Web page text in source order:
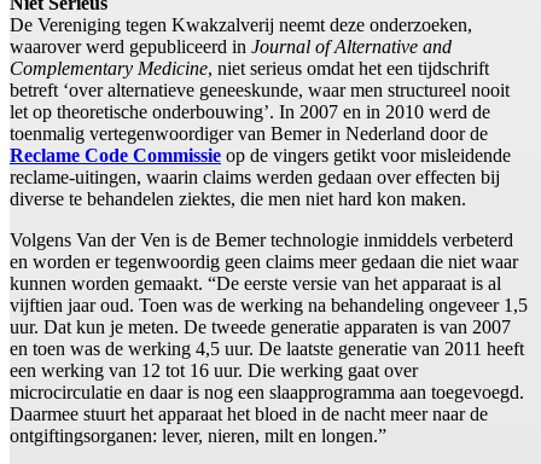
De Vereniging tegen Kwakzalverij neemt deze onderzoeken,
waarover werd gepubliceerd in Journal of Alternative and
Complementary Medicine, niet serieus omdat het een tijdschrift
betreft ‘over alternatieve geneeskunde, waar men structureel nooit
let op theoretische onderbouwing’. In 2007 en in 2010 werd de
toenmalig vertegenwoordiger van Bemer in Nederland door de
Reclame Code Commissie op de vingers getikt voor misleidende
reclame-uitingen, waarin claims werden gedaan over effecten bij
diverse te behandelen ziektes, die men niet hard kon maken.
Volgens Van der Ven is de Bemer technologie inmiddels verbeterd
en worden er tegenwoordig geen claims meer gedaan die niet waar
kunnen worden gemaakt. “De eerste versie van het apparaat is al
vijftien jaar oud. Toen was de werking na behandeling ongeveer 1,5
uur. Dat kun je meten. De tweede generatie apparaten is van 2007
en toen was de werking 4,5 uur. De laatste generatie van 2011 heeft
een werking van 12 tot 16 uur. Die werking gaat over
microcirculatie en daar is nog een slaapprogramma aan toegevoegd.
Daarmee stuurt het apparaat het bloed in de nacht meer naar de
ontgiftingsorganen: lever, nieren, milt en longen.”